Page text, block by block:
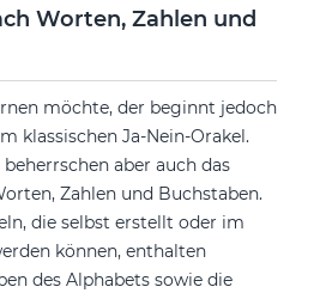
Worten, Zahlen und
möchte, der beginnt jedoch
klassischen Ja-Nein-Orakel.
aber auch das
Zahlen und Buchstaben.
die selbst erstellt oder im
können, enthalten
des Alphabets sowie die